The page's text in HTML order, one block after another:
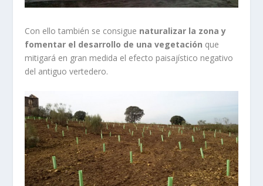
Con ello también se consigue naturalizar la zona y
fomentar el desarrollo de una vegetación que
mitigará en gran medida el efecto paisajístico negativo
del antiguo vertedero.